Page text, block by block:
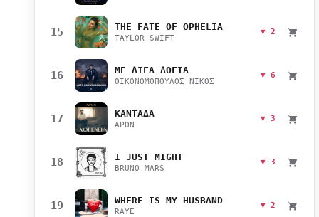
15 THE FATE OF OPHELIA
TAYLOR SWIFT
▼ 2
16 ΜΕ ΛΙΓΑ ΛΟΓΙΑ
ΟΙΚΟΝΟΜΟΠΟΥΛΟΣ ΝΙΚΟΣ
▼ 6
17 ΚΑΝΤΑΔΑ
APON
▼ 3
18 I JUST MIGHT
BRUNO MARS
▼ 3
19 WHERE IS MY HUSBAND
RAYE
▼ 2